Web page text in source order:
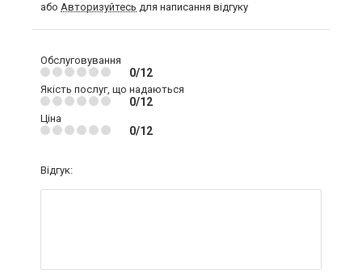
або Авторизуйтесь для написання відгуку
Обслуговування
0/12
Якість послуг, що надаються
0/12
Ціна
0/12
Відгук: